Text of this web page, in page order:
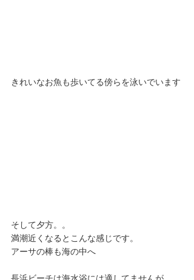
きれいなお魚も歩いてる傍らを泳いでいます
そして夕方。。
満潮近くなるとこんな感じです。
アーサの棒も海の中へ